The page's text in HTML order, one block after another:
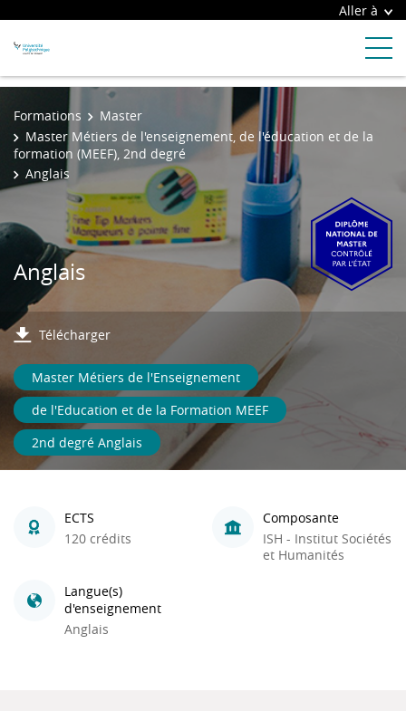
Aller à
Formations
Master
Master Métiers de l'enseignement, de l'éducation et de la
formation (MEEF), 2nd degré
Anglais
Anglais
Télécharger
Master Métiers de l'Enseignement
de l'Education et de la Formation MEEF
2nd degré Anglais
ECTS
120 crédits
Composante
ISH - Institut Sociétés
et Humanités
Langue(s)
d'enseignement
Anglais